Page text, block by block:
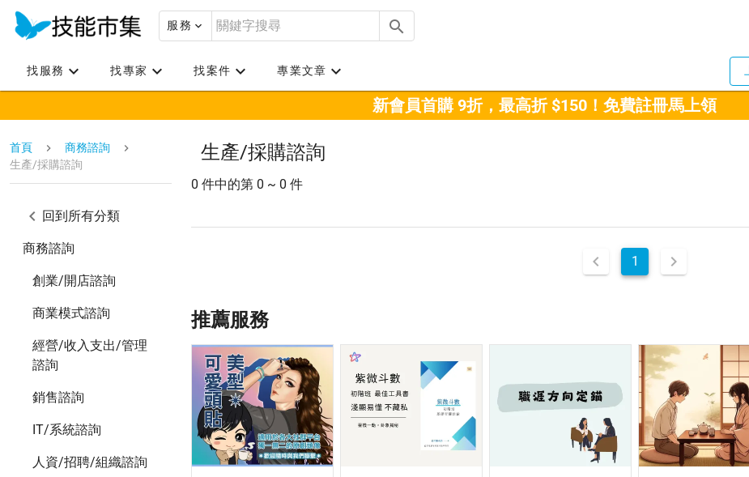
服務
找服務 找專家 找案件 專業文章
新會員首購 9折，最高折 $150！免費註冊馬上領
首頁
商務諮詢
生產/採購諮詢
回到所有分類
商務諮詢
創業/開店諮詢
商業模式諮詢
經營/收入支出/管理
諮詢
銷售諮詢
IT/系統諮詢
人資/招聘/組織諮詢
生產/採購諮詢
0 件中的第 0 ~ 0 件
1
推薦服務